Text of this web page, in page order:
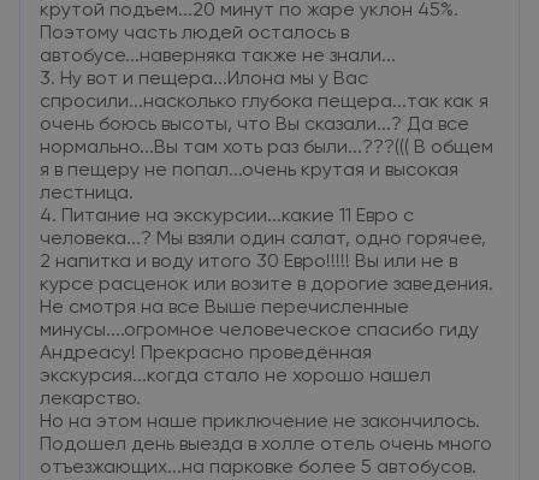
крутой подъем...20 минут по жаре уклон 45%.
Поэтому часть людей осталось в
автобусе...наверняка также не знали...
3. Ну вот и пещера...Илона мы у Вас
спросили...насколько глубока пещера...так как я
очень боюсь высоты, что Вы сказали...? Да все
нормально...Вы там хоть раз были...???((( В общем
я в пещеру не попал...очень крутая и высокая
лестница.
4. Питание на экскурсии...какие 11 Евро с
человека...? Мы взяли один салат, одно горячее,
2 напитка и воду итого 30 Евро!!!!! Вы или не в
курсе расценок или возите в дорогие заведения.
Не смотря на все Выше перечисленные
минусы....огромное человеческое спасибо гиду
Андреасу! Прекрасно проведённая
экскурсия...когда стало не хорошо нашел
лекарство.
Но на этом наше приключение не закончилось.
Подошел день выезда в холле отель очень много
отъезжающих...на парковке более 5 автобусов.